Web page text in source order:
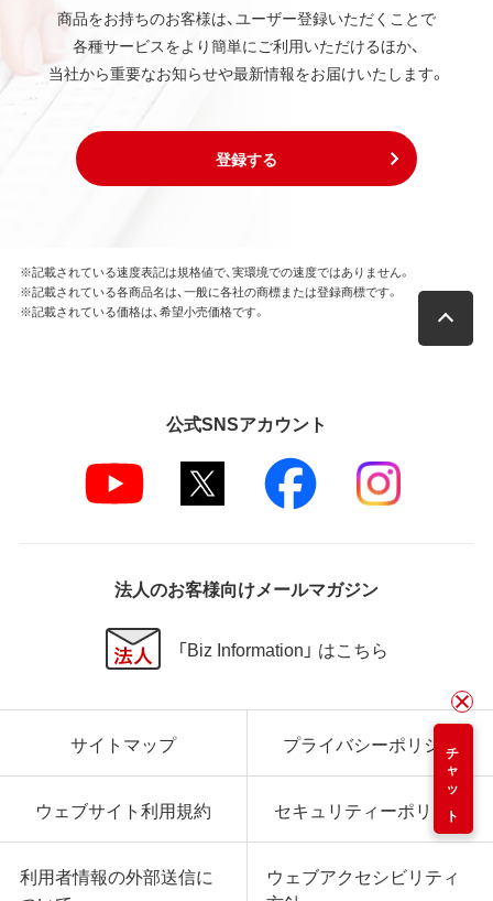
商品をお持ちのお客様は、ユーザー登録いただくことで
各種サービスをより簡単にご利用いただけるほか、
当社から重要なお知らせや最新情報をお届けいたします。
登録する
チャット
※記載されている速度表記は規格値で、実環境での速度ではありません。
※記載されている各商品名は、一般に各社の商標または登録商標です。
※記載されている価格は、希望小売価格です。
公式SNSアカウント
法人のお客様向けメールマガジン
「Biz Information」 はこちら
サイトマップ プライバシーポリシー
ウェブサイト利用規約 セキュリティーポリシー
利用者情報の外部送信に
ウェブアクセシビリティ